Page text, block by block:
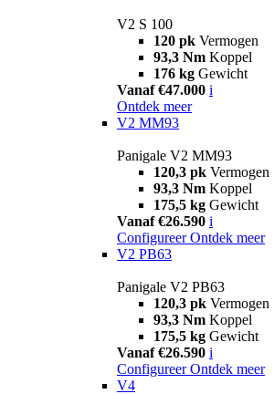
V2 S 100
120 pk Vermogen
93,3 Nm Koppel
176 kg Gewicht
Vanaf €47.000 i
Ontdek meer
V2 MM93
Panigale V2 MM93
120,3 pk Vermogen
93,3 Nm Koppel
175,5 kg Gewicht
Vanaf €26.590 i
Configureer Ontdek meer
V2 PB63
Panigale V2 PB63
120,3 pk Vermogen
93,3 Nm Koppel
175,5 kg Gewicht
Vanaf €26.590 i
Configureer Ontdek meer
V4